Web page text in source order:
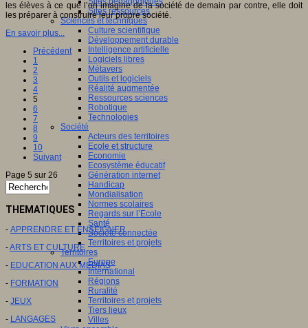
Sites ressources
Sciences et techniques
Culture scientifique
Développement durable
Intelligence artificielle
Logiciels libres
Métavers
Outils et logiciels
Réalité augmentée
Ressources sciences
Robotique
Technologies
Société
Acteurs des territoires
Ecole et structure
Economie
Ecosystème éducatif
Génération internet
Handicap
Mondialisation
Normes scolaires
Regards sur l’Ecole
Santé
Société connectée
Territoires et projets
Territoires
Europe
International
Régions
Ruralité
Territoires et projets
Tiers lieux
Villes
les élèves à ce que l’on imagine de la société de demain par contre, elle doit
les préparer à construire leur propre société.
En savoir plus...
Précédent
1
2
3
4
5
6
7
8
9
10
Suivant
Page 5 sur 26
THEMATIQUES
- APPRENDRE ET ENSEIGNER
-ARTS ET CULTURE
- EDUCATION AUX MEDIAS
- FORMATION
- JEUX
- LANGAGES